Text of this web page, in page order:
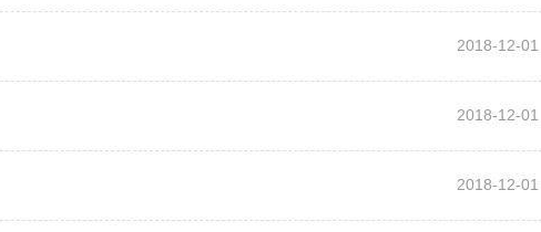
2018-12-01
2018-12-01
2018-12-01